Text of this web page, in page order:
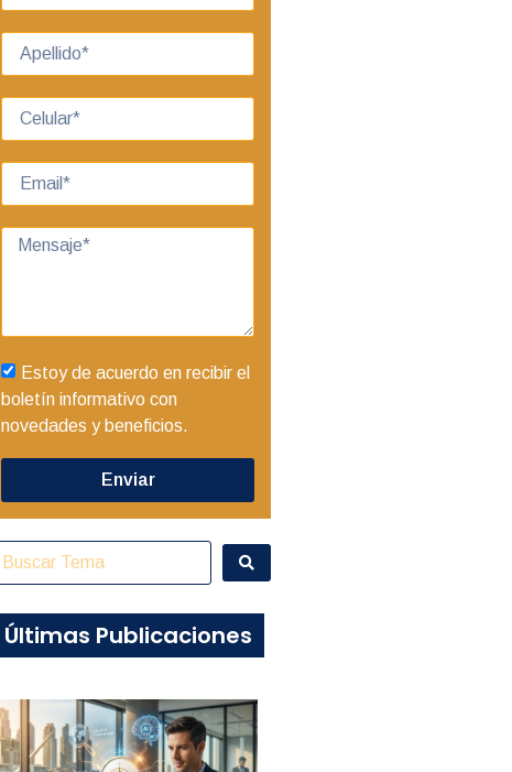
Estoy de acuerdo en recibir el
boletín informativo con
novedades y beneficios.
Enviar
Últimas Publicaciones